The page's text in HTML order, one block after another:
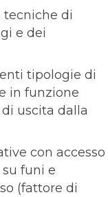
tecniche di
e dei
tipologie di
in funzione
uscita dalla
con accesso
su funi e
(fattore di